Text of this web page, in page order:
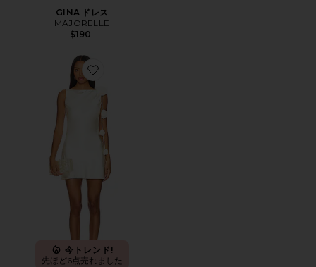
GINA ドレス
MAJORELLE
$190
Favorite MARIAM MINI ドレス
今トレンド!
先ほど6点売れました